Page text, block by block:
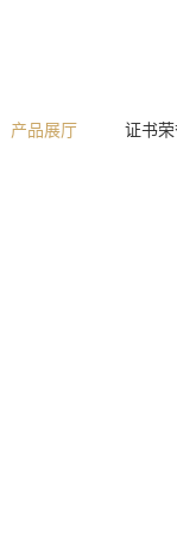
产品展厅 证书